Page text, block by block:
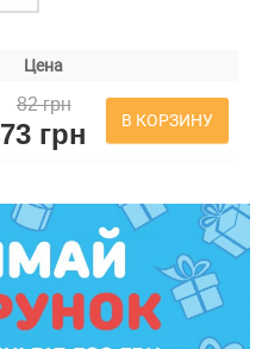
Цена
82 грн
73 грн В КОРЗИНУ